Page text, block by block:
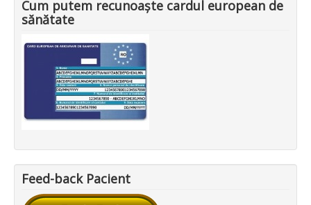
Cum putem recunoaște cardul european de
sănătate
Feed-back Pacient